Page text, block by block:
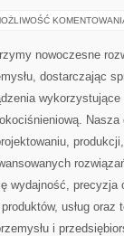
nowoczesne
dostarczając
wykorzystujące
Nasza
wydajność, precyzja
usług oraz
i